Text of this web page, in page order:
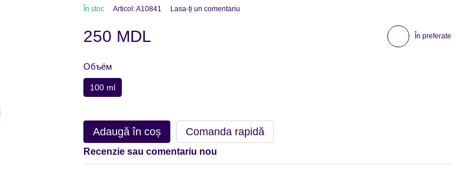
În stoc Articol: A10841 Lasa-ți un comentariu
250 MDL În preferate
Объём
100 ml
Adaugă în coș Comanda rapidă
Recenzie sau comentariu nou